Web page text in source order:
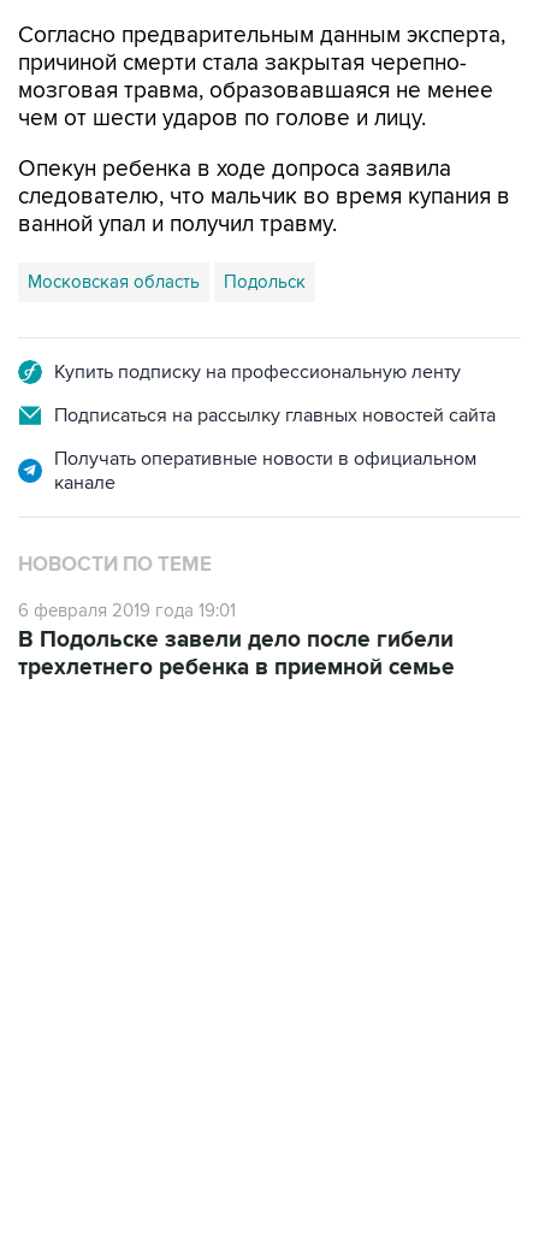
мозговая травма, образовавшаяся не менее
чем от шести ударов по голове и лицу.
Опекун ребенка в ходе допроса заявила
ванной упал и получил травму.
Московская область Подольск
Подписаться на рассылку главных новостей сайта
Получать оперативные новости в официальном
НОВОСТИ ПО ТЕМЕ
6 февраля 2019 года 19:01
трехлетнего ребенка в приемной семье